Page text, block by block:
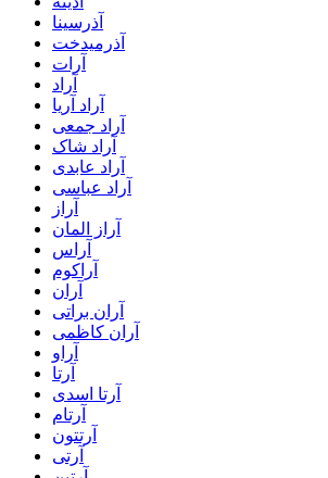
آذرسینا
آذرمیدخت
آرات
آراد
آراد آریا
آراد جمعی
آراد شاک
آراد عابدی
آراد عباسی
آراز
آراز المان
آراس
آراکوم
آران
آران براتی
آران کاظمی
آراو
آرتا
آرتا اسدی
آرتام
آرتتون
آرتی